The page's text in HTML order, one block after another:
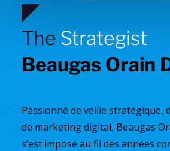
The Strategist
Beaugas Orain
Passionné de veille stratégique,
de marketing digital, Beaugas
s’est imposé au fil des années